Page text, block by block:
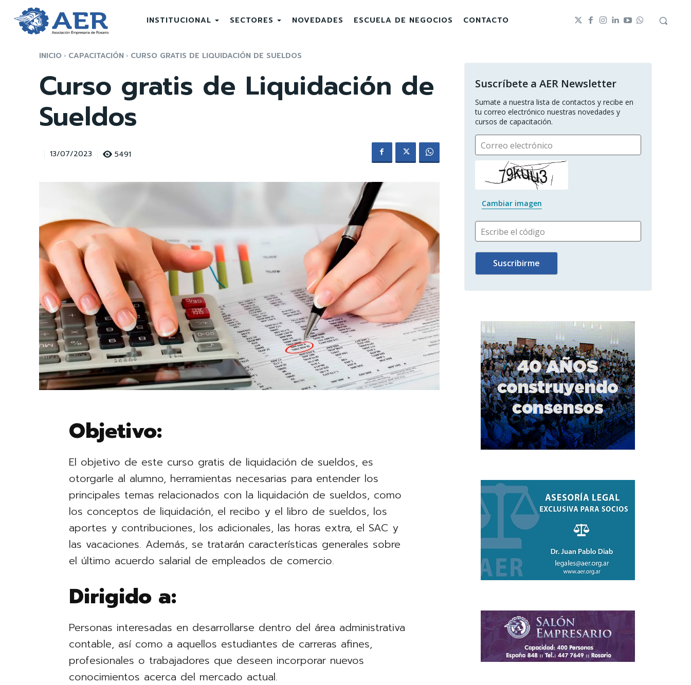
INSTITUCIONAL SECTORES NOVEDADES ESCUELA DE NEGOCIOS CONTACTO
INICIO CAPACITACIÓN CURSO GRATIS DE LIQUIDACIÓN DE SUELDOS
Curso gratis de Liquidación de
Sueldos
13/07/2023 5491
Objetivo:
El objetivo de este curso gratis de liquidación de sueldos, es
otorgarle al alumno, herramientas necesarias para entender los
principales temas relacionados con la liquidación de sueldos, como
los conceptos de liquidación, el recibo y el libro de sueldos, los
aportes y contribuciones, los adicionales, las horas extra, el SAC y
las vacaciones. Además, se tratarán características generales sobre
el último acuerdo salarial de empleados de comercio.
Dirigido a:
Personas interesadas en desarrollarse dentro del área administrativa
contable, así como a aquellos estudiantes de carreras afines,
profesionales o trabajadores que deseen incorporar nuevos
conocimientos acerca del mercado actual.
Suscríbete a AER Newsletter
Sumate a nuestra lista de contactos y recibe en
tu correo electrónico nuestras novedades y
cursos de capacitación.
Correo electrónico
Cambiar imagen
Escribe el código